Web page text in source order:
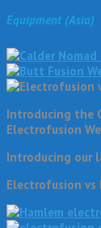
Equipment (Asia)
Introducing the
Electrofusion
Introducing our
Electrofusion vs